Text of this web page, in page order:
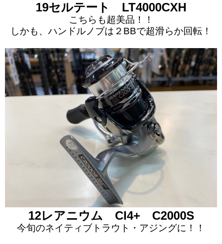
19セルテート LT4000CXH
こちらも超美品！！
しかも、ハンドルノブは２BBで超滑らか回転！
12レアニウム CI4+ C2000S
今旬のネイティブトラウト・アジングに！！